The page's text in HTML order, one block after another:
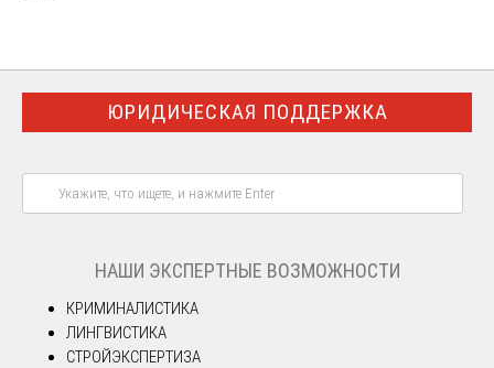
ЮРИДИЧЕСКАЯ ПОДДЕРЖКА
НАШИ ЭКСПЕРТНЫЕ ВОЗМОЖНОСТИ
КРИМИНАЛИСТИКА
ЛИНГВИСТИКА
СТРОЙЭКСПЕРТИЗА